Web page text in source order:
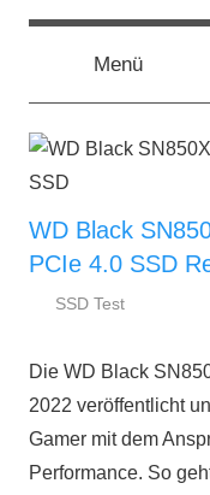
Zumssd-
SSD
Kaufberatung:
Empfehlung,
Menü
WD Black
PCIe 4.0 SSD
Dezember
ratgeber.de
SSD Test
Die WD Black
2022 veröffentlicht
Gamer mit dem
Performance. So